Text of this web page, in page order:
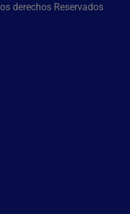
derechos Reservados